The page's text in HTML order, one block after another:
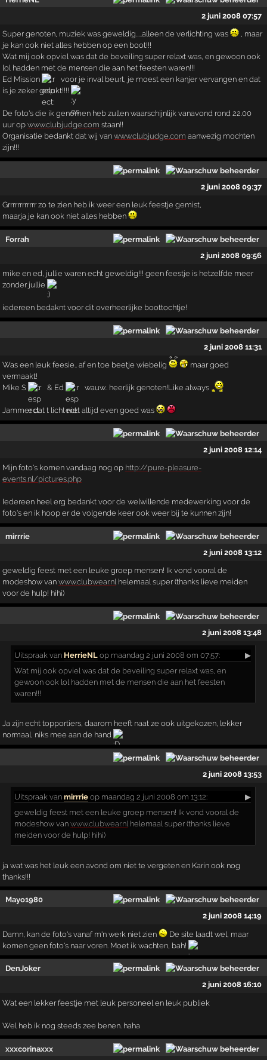
2 juni 2008 07:57
Super genoten, muziek was geweldig.....alleen de verlichting was
, maar
je kan ook niet alles hebben op een boot!!!
Wat mij ook opviel was dat de beveiling super relaxt was, en gewoon ook
lol hadden met de mensen die aan het feesten waren!!!
Ed Mission
voor je inval beurt, je moest een kanjer vervangen en dat
is je zeker gelukt!!!!
De foto's die ik genomen heb zullen waarschijnlijk vanavond rond 22.00
uur op www.clubjudge.com staan!!
Organisatie bedankt dat wij van www.clubjudge.com aanwezig mochten
zijn!!!
2 juni 2008 09:37
Grrrrrrrrrrrr zo te zien heb ik weer een leuk feestje gemist,
maarja je kan ook niet alles hebben
Forrah
2 juni 2008 09:56
mike en ed, jullie waren echt geweldig!!! geen feestje is hetzelfde meer
zonder jullie
iedereen bedaknt voor dit overheerlijke boottochtje!
2 juni 2008 11:31
Was een leuk feesie.. af en toe beetje wiebelig
maar goed
vermaakt!
Mike S
& Ed wauw.. heerlijk genoten!Like always
Jammer dat t licht niet altijd even goed was
2 juni 2008 12:14
Mijn foto's komen vandaag nog op http://pure-pleasure-
events.nl/pictures.php
Iedereen heel erg bedankt voor de welwillende medewerking voor de
foto's en ik hoop er de volgende keer ook weer bij te kunnen zijn!
mirrrie
2 juni 2008 13:12
geweldig feest met een leuke groep mensen! Ik vond vooral de
modeshow van www.clubwear.nlhelemaal super (thanks lieve meiden
voor de hulp! hihi)
2 juni 2008 13:48
Uitspraak van HerrieNL op maandag 2 juni 2008 om 07:57:
▶
Wat mij ook opviel was dat de beveiling super relaxt was, en
gewoon ook lol hadden met de mensen die aan het feesten
waren!!!
Ja zijn echt topportiers, daarom heeft naat ze ook uitgekozen, lekker
normaal, niks mee aan de hand
2 juni 2008 13:53
Uitspraak vanmirrrie op maandag 2 juni 2008 om 13:12:
▶
geweldig feest met een leuke groep mensen! Ik vond vooral de
modeshow vanwww.clubwear.nlhelemaal super (thanks lieve
meiden voor de hulp! hihi)
ja wat was het leuk een avond om niet te vergeten en Karin ook nog
thanks!!!
Mayo1980
2 juni 2008 14:19
Damn, kan de foto's vanaf m'n werk niet zien
De site laadt wel, maar
komen geen foto's naar voren. Moet ik wachten, bah!
DenJoker
2 juni 2008 16:10
Wat een lekker feestje met leuk personeel en leuk publiek
Wel heb ik nog steeds zee benen. haha
xxxcorinaxxx